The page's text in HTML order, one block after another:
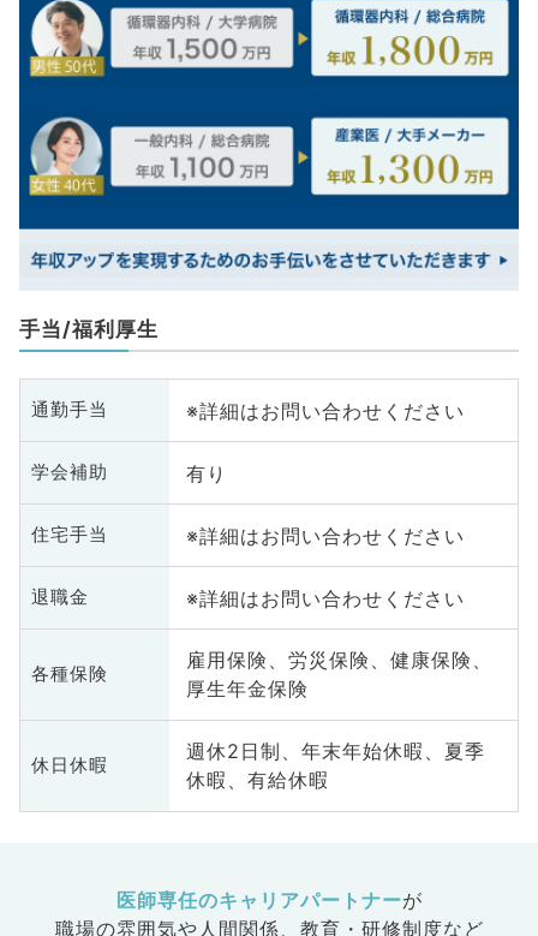
手当/福利厚生
通勤手当 ※詳細はお問い合わせください
学会補助 有り
住宅手当 ※詳細はお問い合わせください
退職金 ※詳細はお問い合わせください
各種保険
雇用保険、労災保険、健康保険、
厚生年金保険
休日休暇
週休2日制、年末年始休暇、夏季
休暇、有給休暇
医師専任のキャリアパートナーが
職場の雰囲気や人間関係、 教育・研修制度など